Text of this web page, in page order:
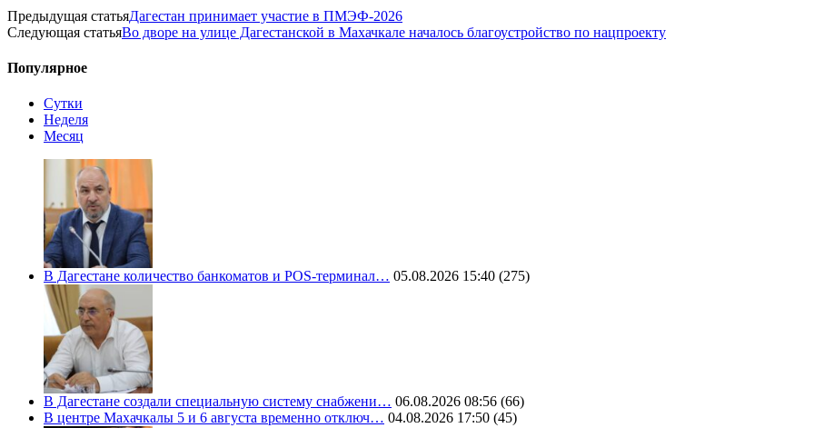
Предыдущая статьяДагестан принимает участие в ПМЭФ-2026
Следующая статьяВо дворе на улице Дагестанской в Махачкале началось благоустройство по нацпроекту
Популярное
Сутки
Неделя
Месяц
В Дагестане количество банкоматов и POS-терминал… 05.08.2026 15:40 (275)
В Дагестане создали специальную систему снабжени… 06.08.2026 08:56 (66)
В центре Махачкалы 5 и 6 августа временно отключ… 04.08.2026 17:50 (45)